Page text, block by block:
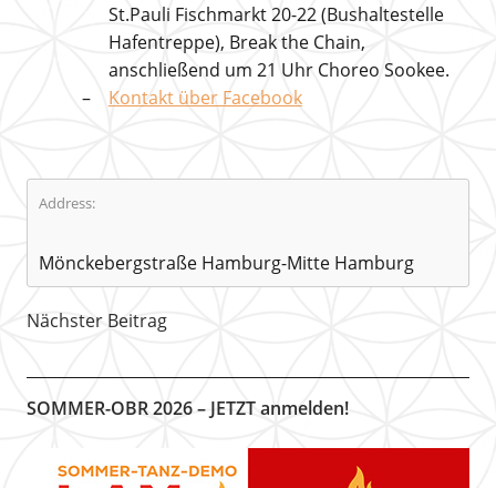
St.Pauli Fischmarkt 20-22 (Bushaltestelle
Hafentreppe), Break the Chain,
anschließend um 21 Uhr Choreo Sookee.
Kontakt über Facebook
Address:
Mönckebergstraße Hamburg-Mitte Hamburg
Nächster Beitrag
SOMMER-OBR 2026 – JETZT anmelden!